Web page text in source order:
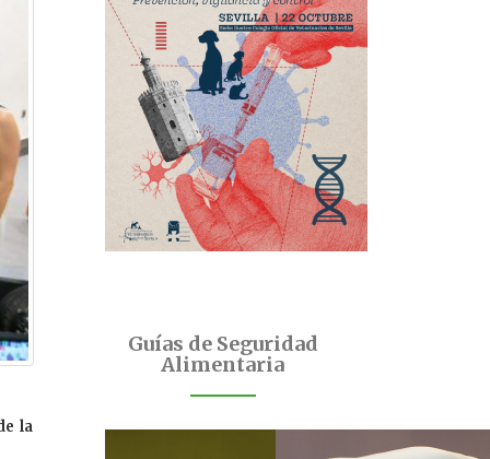
la
Guías de Seguridad
Alimentaria